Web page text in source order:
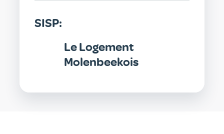
SISP:
Le Logement
Molenbeekois